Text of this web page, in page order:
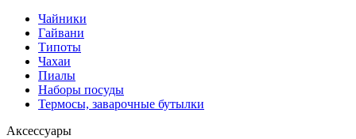
Чайники
Гайвани
Типоты
Чахаи
Пиалы
Наборы посуды
Термосы, заварочные бутылки
Аксессуары